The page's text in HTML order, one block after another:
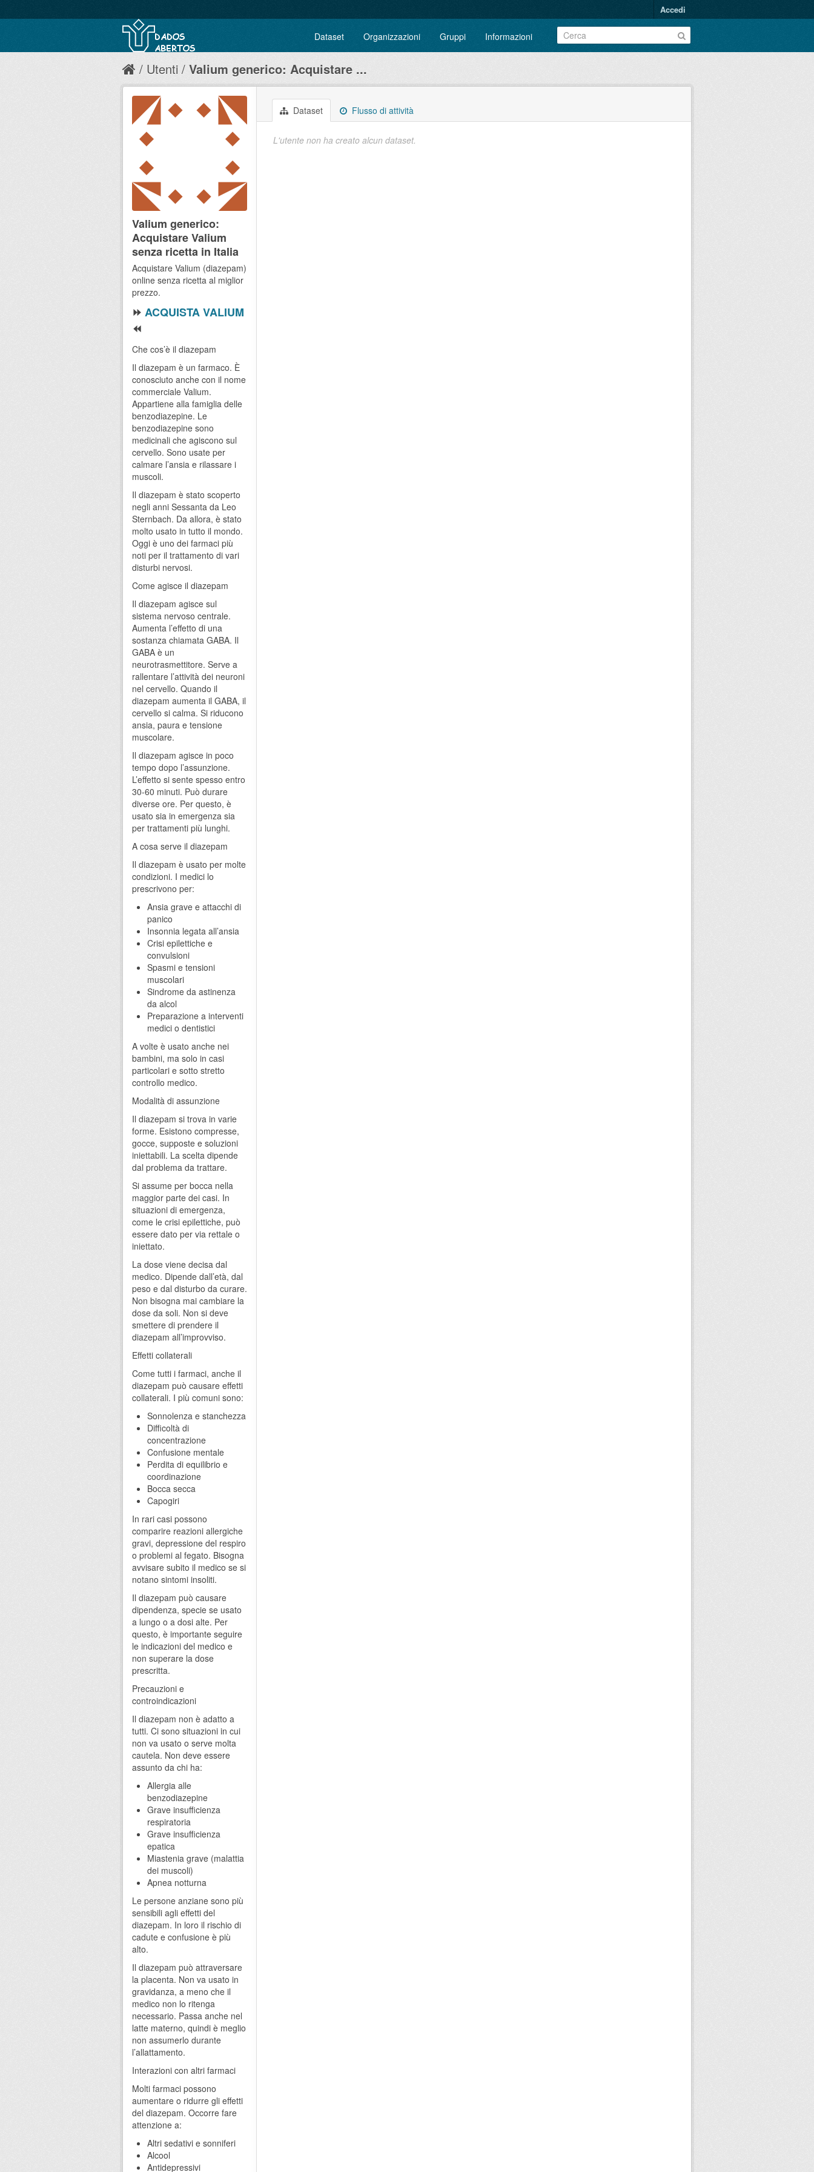
Accedi
Dataset Organizzazioni Gruppi Informazioni
Utenti Valium generico: Acquistare ...
Dataset Flusso di attività
L'utente non ha creato alcun dataset.
Valium generico:
Acquistare Valium
senza ricetta in Italia
Acquistare Valium (diazepam)
online senza ricetta al miglior
prezzo.
⏩ ACQUISTA VALIUM
⏪
Che cos’è il diazepam
Il diazepam è un farmaco. È
conosciuto anche con il nome
commerciale Valium.
Appartiene alla famiglia delle
benzodiazepine. Le
benzodiazepine sono
medicinali che agiscono sul
cervello. Sono usate per
calmare l’ansia e rilassare i
muscoli.
Il diazepam è stato scoperto
negli anni Sessanta da Leo
Sternbach. Da allora, è stato
molto usato in tutto il mondo.
Oggi è uno dei farmaci più
noti per il trattamento di vari
disturbi nervosi.
Come agisce il diazepam
Il diazepam agisce sul
sistema nervoso centrale.
Aumenta l’effetto di una
sostanza chiamata GABA. Il
GABA è un
neurotrasmettitore. Serve a
rallentare l’attività dei neuroni
nel cervello. Quando il
diazepam aumenta il GABA, il
cervello si calma. Si riducono
ansia, paura e tensione
muscolare.
Il diazepam agisce in poco
tempo dopo l’assunzione.
L’effetto si sente spesso entro
30-60 minuti. Può durare
diverse ore. Per questo, è
usato sia in emergenza sia
per trattamenti più lunghi.
A cosa serve il diazepam
Il diazepam è usato per molte
condizioni. I medici lo
prescrivono per:
Ansia grave e attacchi di
panico
Insonnia legata all’ansia
Crisi epilettiche e
convulsioni
Spasmi e tensioni
muscolari
Sindrome da astinenza
da alcol
Preparazione a interventi
medici o dentistici
A volte è usato anche nei
bambini, ma solo in casi
particolari e sotto stretto
controllo medico.
Modalità di assunzione
Il diazepam si trova in varie
forme. Esistono compresse,
gocce, supposte e soluzioni
iniettabili. La scelta dipende
dal problema da trattare.
Si assume per bocca nella
maggior parte dei casi. In
situazioni di emergenza,
come le crisi epilettiche, può
essere dato per via rettale o
iniettato.
La dose viene decisa dal
medico. Dipende dall’età, dal
peso e dal disturbo da curare.
Non bisogna mai cambiare la
dose da soli. Non si deve
smettere di prendere il
diazepam all’improvviso.
Effetti collaterali
Come tutti i farmaci, anche il
diazepam può causare effetti
collaterali. I più comuni sono:
Sonnolenza e stanchezza
Difficoltà di
concentrazione
Confusione mentale
Perdita di equilibrio e
coordinazione
Bocca secca
Capogiri
In rari casi possono
comparire reazioni allergiche
gravi, depressione del respiro
o problemi al fegato. Bisogna
avvisare subito il medico se si
notano sintomi insoliti.
Il diazepam può causare
dipendenza, specie se usato
a lungo o a dosi alte. Per
questo, è importante seguire
le indicazioni del medico e
non superare la dose
prescritta.
Precauzioni e
controindicazioni
Il diazepam non è adatto a
tutti. Ci sono situazioni in cui
non va usato o serve molta
cautela. Non deve essere
assunto da chi ha:
Allergia alle
benzodiazepine
Grave insufficienza
respiratoria
Grave insufficienza
epatica
Miastenia grave (malattia
dei muscoli)
Apnea notturna
Le persone anziane sono più
sensibili agli effetti del
diazepam. In loro il rischio di
cadute e confusione è più
alto.
Il diazepam può attraversare
la placenta. Non va usato in
gravidanza, a meno che il
medico non lo ritenga
necessario. Passa anche nel
latte materno, quindi è meglio
non assumerlo durante
l’allattamento.
Interazioni con altri farmaci
Molti farmaci possono
aumentare o ridurre gli effetti
del diazepam. Occorre fare
attenzione a:
Altri sedativi e sonniferi
Alcool
Antidepressivi